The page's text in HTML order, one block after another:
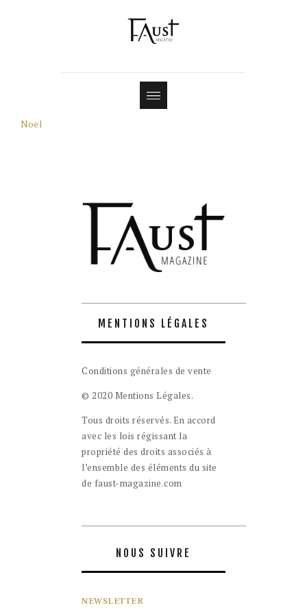
Noel
MENTIONS LÉGALES
Conditions générales de vente
© 2020 Mentions Légales.
Tous droits réservés. En accord
avec les lois régissant la
propriété des droits associés à
l’ensemble des éléments du site
de faust-magazine.com
NOUS SUIVRE
NEWSLETTER